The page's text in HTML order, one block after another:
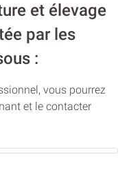
et élevage
par les
:
vous pourrez
et le contacter